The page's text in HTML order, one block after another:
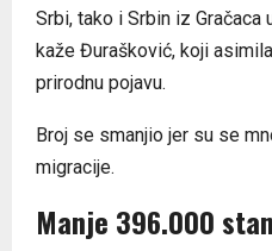
Srbi, tako i Srbin iz
kaže Đurašković, koji
prirodnu pojavu.
Broj se smanjio jer su se
migracije.
Manje 396.000